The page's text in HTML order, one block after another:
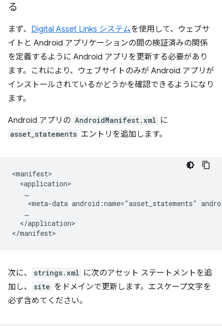
る
まず、 Digital Asset Links システムを使用して、ウェブサ
イトと Android アプリケーションの間の検証済みの関係
を定義するように Android アプリを更新する必要があり
ます。これにより、ウェブサイトのみが Android アプリが
インストールされているかどうかを確認できるようになり
ます。
Android アプリの AndroidManifest.xml に
asset_statements エントリを追加します。
<meta-data android:name="asset_statements"
</application>
次に、 strings.xml に次のアセット ステートメントを追
加し、
site をドメインで更新します。エスケープ文字を
必ず含めてください。